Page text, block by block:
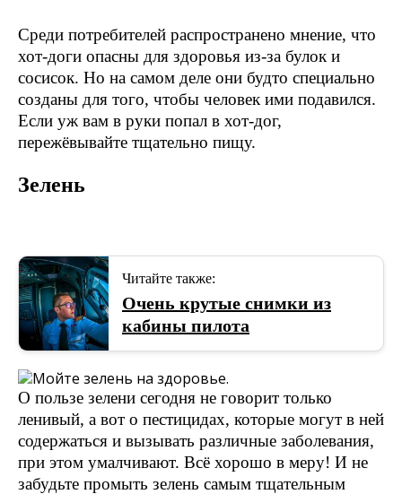
Среди потребителей распространено мнение, что
хот-доги опасны для здоровья из-за булок и
сосисок. Но на самом деле они будто специально
созданы для того, чтобы человек ими подавился.
Если уж вам в руки попал в хот-дог,
пережёвывайте тщательно пищу.
Зелень
Читайте также:
Очень крутые снимки из
кабины пилота
О пользе зелени сегодня не говорит только
ленивый, а вот о пестицидах, которые могут в ней
содержаться и вызывать различные заболевания,
при этом умалчивают. Всё хорошо в меру! И не
забудьте промыть зелень самым тщательным